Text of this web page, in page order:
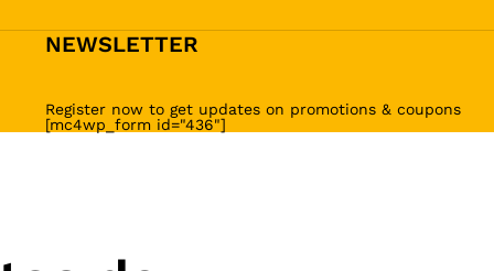
NEWSLETTER
Register now to get updates on promotions & coupons
[mc4wp_form id="436"]